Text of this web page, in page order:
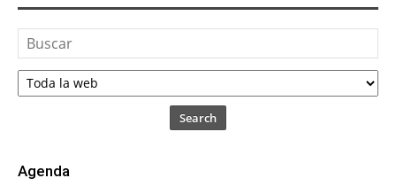
Search
Agenda